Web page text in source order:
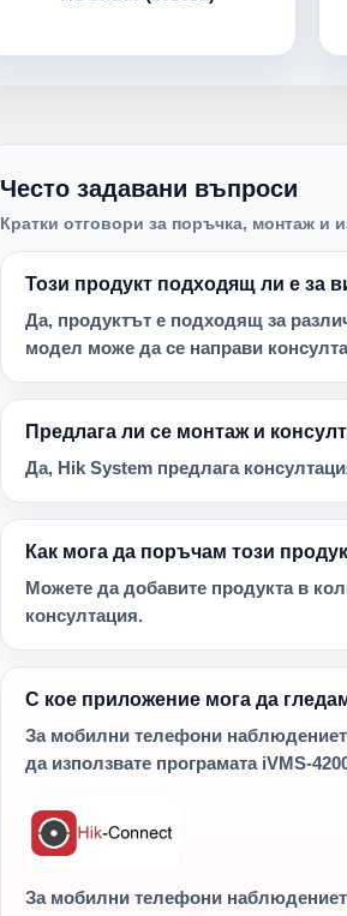
Често задавани въпроси
Кратки отговори за поръчка, монтаж и
Този продукт подходящ ли е за
Да, продуктът е подходящ за
модел може да се направи
Предлага ли се монтаж и
Да, Hik System предлага
Как мога да поръчам този
Можете да добавите продукта в
консултация.
С кое приложение мога да
За мобилни телефони
да използвате програмата iVMS-
За мобилни телефони